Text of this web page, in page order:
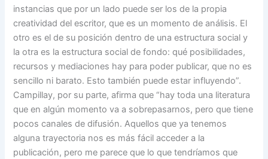
instancias que por un lado puede ser los de la propia
creatividad del escritor, que es un momento de análisis. El
otro es el de su posición dentro de una estructura social y
la otra es la estructura social de fondo: qué posibilidades,
recursos y mediaciones hay para poder publicar, que no es
sencillo ni barato. Esto también puede estar influyendo”.
Campillay, por su parte, afirma que “hay toda una literatura
que en algún momento va a sobrepasarnos, pero que tiene
pocos canales de difusión. Aquellos que ya tenemos
alguna trayectoria nos es más fácil acceder a la
publicación, pero me parece que lo que tendríamos que